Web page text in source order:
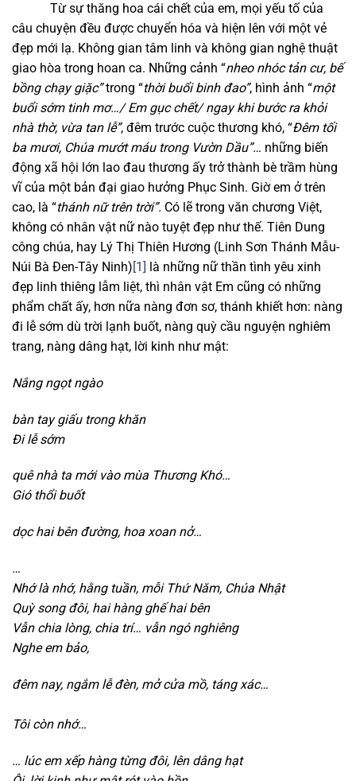
Từ sự thăng hoa cái chết của em, mọi yếu tố của
câu chuyện đều được chuyển hóa và hiện lên với một vẻ
đẹp mới lạ. Không gian tâm linh và không gian nghệ thuật
giao hòa trong hoan ca. Những cảnh “nheo nhóc tản cư, bế
bồng chạy giặc”trong “thời buổi binh đao”, hình ảnh “một
buổi sớm tinh mơ…/ Em gục chết/ngay khi bước ra khỏi
nhà thờ, vừa tan lễ”, đêm trước cuộc thương khó, “Đêm tối
ba mươi, Chúa mướt máu trong Vườn Dầu”… những biến
động xã hội lớn lao đau thương ấy trở thành bè trầm hùng
vĩ của một bản đại giao hưởng Phục Sinh. Giờ em ở trên
cao, là “thánh nữ trên trời”. Có lẽ trong văn chương Việt,
không có nhân vật nữ nào tuyệt đẹp như thế. Tiên Dung
công chúa, hay Lý Thị Thiên Hương (Linh Sơn Thánh Mẫu-
Núi Bà Đen-Tây Ninh)[1] là những nữ thần tình yêu xinh
đẹp linh thiêng lẫm liệt, thì nhân vật Em cũng có những
phẩm chất ấy, hơn nữa nàng đơn sơ, thánh khiết hơn: nàng
đi lễ sớm dù trời lạnh buốt, nàng quỳ cầu nguyện nghiêm
trang, nàng dâng hạt, lời kinh như mật:
Nắng ngọt ngào
bàn tay giấu trong khăn
Đi lễ sớm
quê nhà ta mới vào mùa Thương Khó…
Gió thổi buốt
dọc hai bên đường, hoa xoan nở…
…
Nhớ là nhớ, hằng tuần, mỗi Thứ Năm, Chúa Nhật
Quỳ song đôi, hai hàng ghế hai bên
Vẫn chia lòng, chia trí… vẫn ngó nghiêng
Nghe em bảo,
đêm nay, ngắm lễ đèn, mở cửa mồ, táng xác…
Tôi còn nhớ…
… lúc em xếp hàng từng đôi, lên dâng hạt